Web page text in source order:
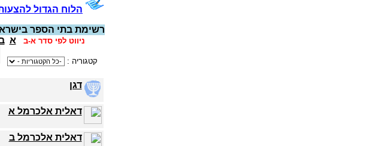
הלוח הגדול
רשימת בתי הספר
ניווט לפי סדר א-ב א
קטגוריה :
דגן
דאלית אלכרמל א
דאלית אלכרמל ב